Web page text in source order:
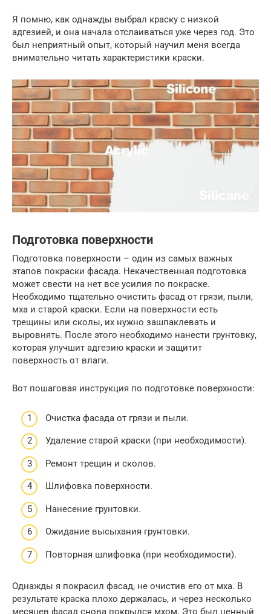
Я помню, как однажды выбрал краску с низкой
адгезией, и она начала отслаиваться уже через год. Это
был неприятный опыт, который научил меня всегда
внимательно читать характеристики краски.
Подготовка поверхности
Подготовка поверхности – один из самых важных
этапов покраски фасада. Некачественная подготовка
может свести на нет все усилия по покраске.
Необходимо тщательно очистить фасад от грязи, пыли,
мха и старой краски. Если на поверхности есть
трещины или сколы, их нужно зашпаклевать и
выровнять. После этого необходимо нанести грунтовку,
которая улучшит адгезию краски и защитит
поверхность от влаги.
Вот пошаговая инструкция по подготовке поверхности:
Очистка фасада от грязи и пыли.
Удаление старой краски (при необходимости).
Ремонт трещин и сколов.
Шлифовка поверхности.
Нанесение грунтовки.
Ожидание высыхания грунтовки.
Повторная шлифовка (при необходимости).
Однажды я покрасил фасад, не очистив его от мха. В
результате краска плохо держалась, и через несколько
месяцев фасад снова покрылся мхом. Это был ценный